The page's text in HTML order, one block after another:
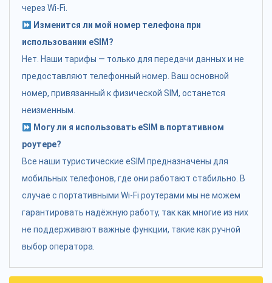
через Wi-Fi.
Изменится ли мой номер телефона при
использовании eSIM?
Нет. Наши тарифы — только для передачи данных и не
предоставляют телефонный номер. Ваш основной
номер, привязанный к физической SIM, останется
неизменным.
Могу ли я использовать eSIM в портативном
роутере?
Все наши туристические eSIM предназначены для
мобильных телефонов, где они работают стабильно. В
случае с портативными Wi-Fi роутерами мы не можем
гарантировать надёжную работу, так как многие из них
не поддерживают важные функции, такие как ручной
выбор оператора.